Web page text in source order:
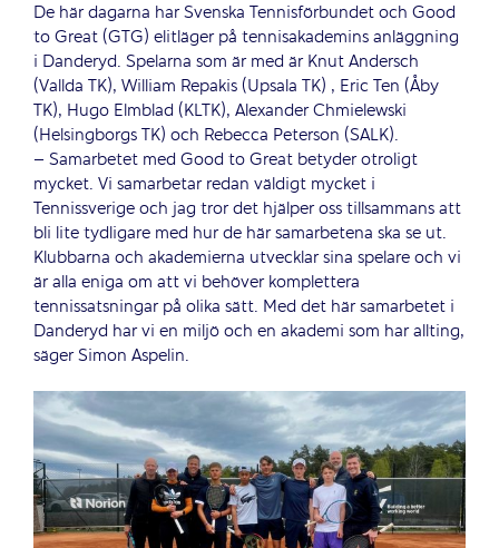
De här dagarna har Svenska Tennisförbundet och Good
to Great (GTG) elitläger på tennisakademins anläggning
i Danderyd. Spelarna som är med är Knut Andersch
(Vallda TK), William Repakis (Upsala TK) , Eric Ten (Åby
TK), Hugo Elmblad (KLTK), Alexander Chmielewski
(Helsingborgs TK) och Rebecca Peterson (SALK).
– Samarbetet med Good to Great betyder otroligt
mycket. Vi samarbetar redan väldigt mycket i
Tennissverige och jag tror det hjälper oss tillsammans att
bli lite tydligare med hur de här samarbetena ska se ut.
Klubbarna och akademierna utvecklar sina spelare och vi
är alla eniga om att vi behöver komplettera
tennissatsningar på olika sätt. Med det här samarbetet i
Danderyd har vi en miljö och en akademi som har allting,
säger Simon Aspelin.